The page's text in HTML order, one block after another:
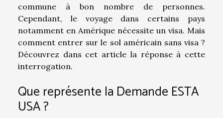
commune à bon nombre de personnes.
Cependant, le voyage dans certains pays
notamment en Amérique nécessite un visa. Mais
comment entrer sur le sol américain sans visa ?
Découvrez dans cet article la réponse à cette
interrogation.
Que représente la Demande ESTA
USA ?